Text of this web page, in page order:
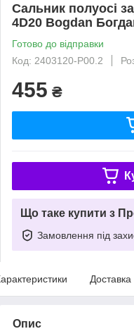
Сальник полуосі
4D20 Bogdan
Готово до відправки
Код: 2403120-P00.2
455 ₴
Що таке купити з
Замовлення під
Доставка
Опис